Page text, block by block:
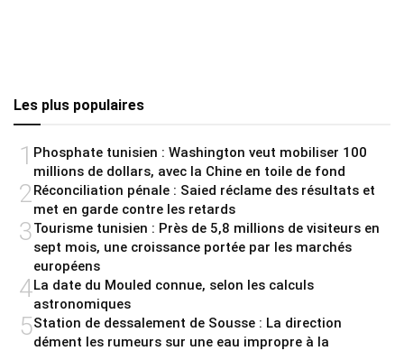
Les plus populaires
1 Phosphate tunisien : Washington veut mobiliser 100
millions de dollars, avec la Chine en toile de fond
2 Réconciliation pénale : Saied réclame des résultats et
met en garde contre les retards
3Tourisme tunisien : Près de 5,8 millions de visiteurs en
sept mois, une croissance portée par les marchés
européens
4La date du Mouled connue, selon les calculs
astronomiques
5Station de dessalement de Sousse : La direction
dément les rumeurs sur une eau impropre à la